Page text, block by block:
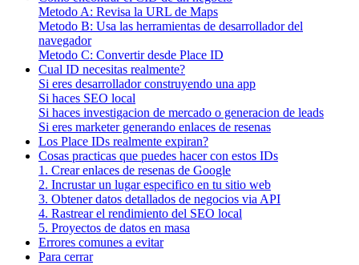
Metodo A: Revisa la URL de Maps
Metodo B: Usa las herramientas de desarrollador del
navegador
Metodo C: Convertir desde Place ID
Cual ID necesitas realmente?
Si eres desarrollador construyendo una app
Si haces SEO local
Si haces investigacion de mercado o generacion de leads
Si eres marketer generando enlaces de resenas
Los Place IDs realmente expiran?
Cosas practicas que puedes hacer con estos IDs
1. Crear enlaces de resenas de Google
2. Incrustar un lugar especifico en tu sitio web
3. Obtener datos detallados de negocios via API
4. Rastrear el rendimiento del SEO local
5. Proyectos de datos en masa
Errores comunes a evitar
Para cerrar